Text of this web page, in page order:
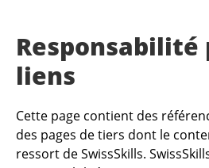
Responsabilité
liens
Cette page contient des
des pages de tiers dont le
ressort de SwissSkills.